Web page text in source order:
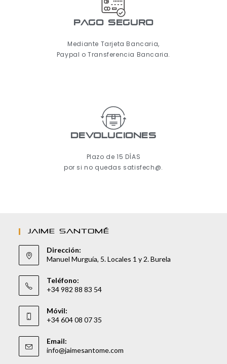
pago seguro
Mediante Tarjeta Bancaria,
Paypal o Transferencia Bancaria.
Devoluciones
Plazo de 15 DÍAS
por si no quedas satisfech@.
JAIME SANTOMÉ
Dirección:
Manuel Murguía, 5. Locales 1 y 2. Burela
Teléfono:
+34 982 88 83 54
Móvil:
+34 604 08 07 35
Email:
info@jaimesantome.com